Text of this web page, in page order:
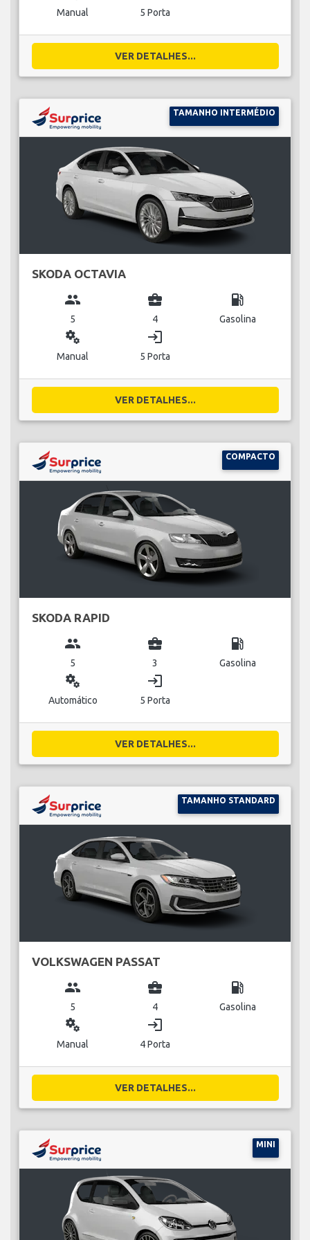
Manual 5 Porta
VER DETALHES...
TAMANHO INTERMÉDIO
SKODA OCTAVIA
group
5
business_center
4
local_gas_station
Gasolina
miscellaneous_services
Manual
login
5 Porta
VER DETALHES...
COMPACTO
SKODA RAPID
group
5
business_center
3
local_gas_station
Gasolina
miscellaneous_services
Automático
login
5 Porta
VER DETALHES...
TAMANHO STANDARD
VOLKSWAGEN PASSAT
group
5
business_center
4
local_gas_station
Gasolina
miscellaneous_services
Manual
login
4 Porta
VER DETALHES...
MINI